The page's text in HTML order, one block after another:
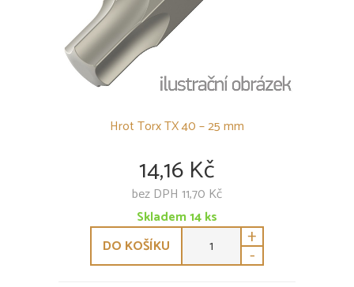
Hrot Torx TX 40 – 25 mm
14,16 Kč
bez DPH 11,70 Kč
Skladem14ks
DO KOŠÍKU
+
-